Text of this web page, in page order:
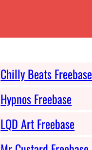
Chilly Beats Freebase
Hypnos Freebase
LQD Art Freebase